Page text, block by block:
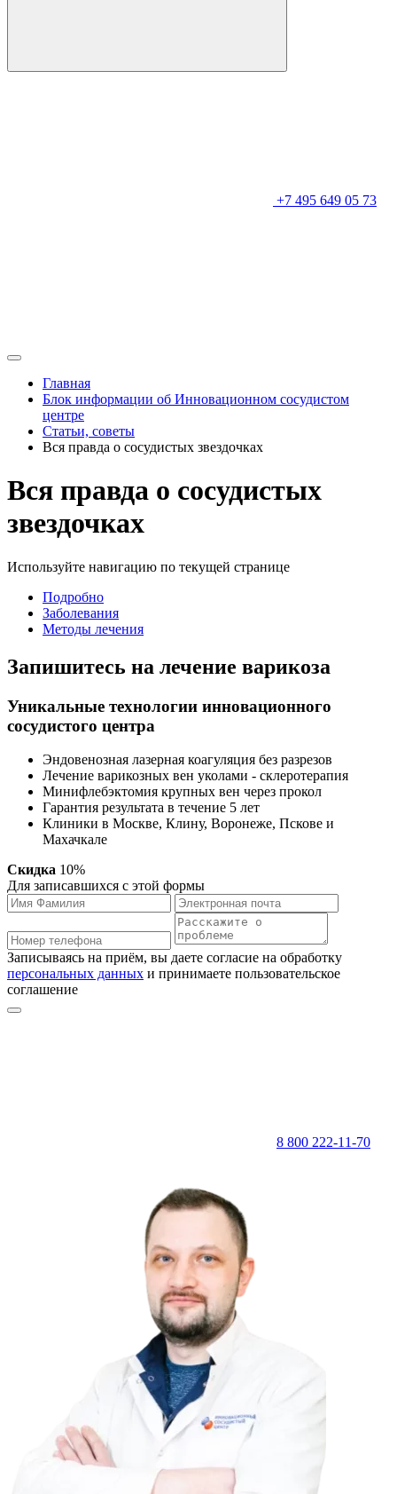
+7 495 649 05 73
Главная
Блок информации об Инновационном сосудистом
центре
Статьи, советы
Вся правда о сосудистых звездочках
Вся правда о сосудистых
звездочках
Используйте навигацию по текущей странице
Подробно
Заболевания
Методы лечения
Запишитесь на лечение варикоза
Уникальные технологии инновационного
сосудистого центра
Эндовенозная лазерная коагуляция без разрезов
Лечение варикозных вен уколами - склеротерапия
Минифлебэктомия крупных вен через прокол
Гарантия результата в течение 5 лет
Клиники в Москве, Клину, Воронеже, Пскове и
Махачкале
Скидка 10%
Для записавшихся с этой формы
Записываясь на приём, вы даете согласие на обработку
персональных данных и принимаете пользовательское
соглашение
8 800 222-11-70